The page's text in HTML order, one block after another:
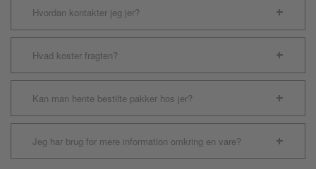
Hvordan kontakter jeg jer?
Hvad koster fragten?
Kan man hente bestilte pakker hos jer?
Jeg har brug for mere information omkring en vare?